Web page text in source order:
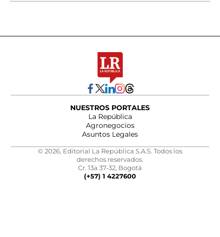
NUESTROS PORTALES
La República
Agronegocios
Asuntos Legales
© 2026, Editorial La República S.A.S. Todos los
derechos reservados.
Cr. 13a 37-32, Bogotá
(+57) 1 4227600